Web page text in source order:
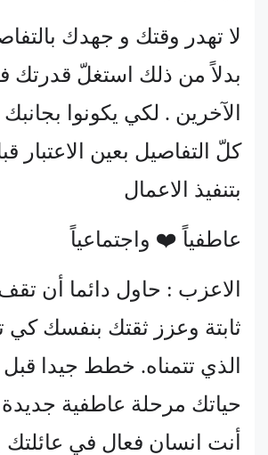
لا تهدر وقتك و جهدك
بدلاً من ذلك استغلّ
الآخرين . لكي يكونوا
كلّ التفاصيل بعين الاعتبار
بتنفيذ الاعمال
عاطفياً ❤️ واجتماعياً
الاعزب : حاول دائما أن
ثابتة وعزز ثقتك بنفسك كي
الذي تتمناه. خطط جيدا قبل
حياتك مرحلة عاطفية
أنت انسان فعال في